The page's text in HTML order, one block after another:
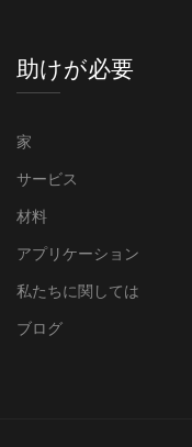
助けが必要
家
サービス
材料
アプリケーション
私たちに関しては
ブログ